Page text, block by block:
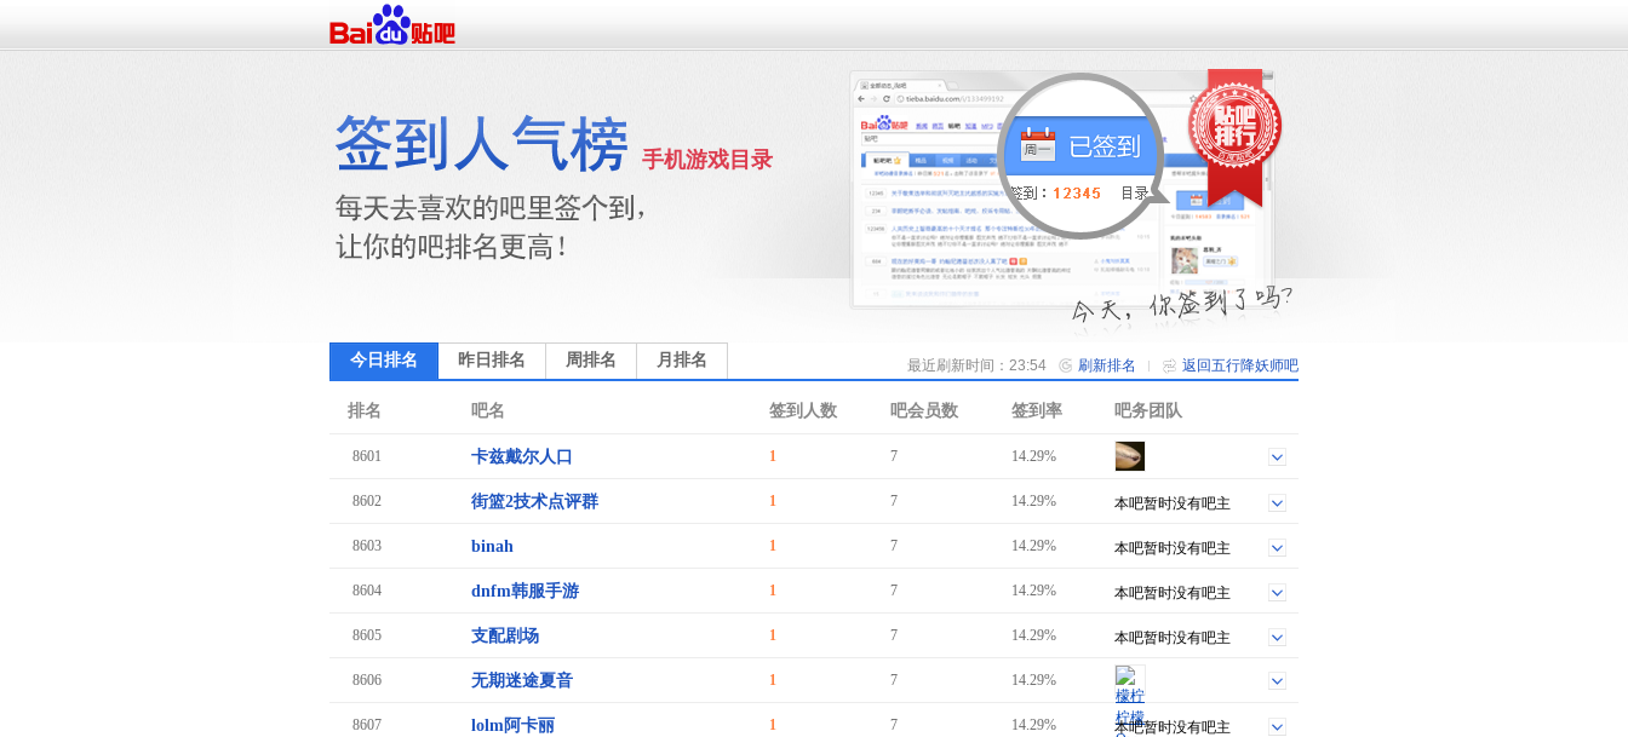
手机游戏目录
今日排名 昨日排名 周排名 月排名 返回五行降妖师吧
刷新排名
最近刷新时间：23:54
排名 吧名 签到人数 吧会员数 签到率 吧务团队
8601 卡兹戴尔人口 1 7 14.29%
8602 街篮2技术点评群 1 7 14.29% 本吧暂时没有吧主
8603 binah 1 7 14.29% 本吧暂时没有吧主
8604 dnfm韩服手游 1 7 14.29% 本吧暂时没有吧主
8605 支配剧场 1 7 14.29% 本吧暂时没有吧主
8606 无期迷途夏音 1 7 14.29%
8607 lolm阿卡丽 1 7 14.29% 本吧暂时没有吧主